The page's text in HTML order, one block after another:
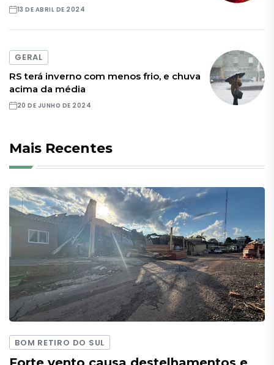
13 DE ABRIL DE 2024
GERAL
RS terá inverno com menos frio, e chuva
acima da média
20 DE JUNHO DE 2024
Mais Recentes
BOM RETIRO DO SUL